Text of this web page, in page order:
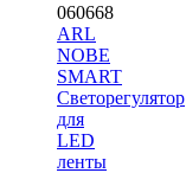
060668
ARL
NOBE
SMART
Светорегулятор
для
LED
ленты